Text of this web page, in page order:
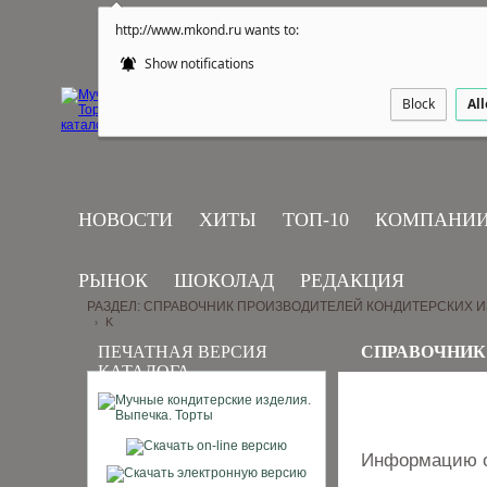
http://www.mkond.ru wants to:
Show notifications
Block
НОВОСТИ ХИТЫ ТОП-10
РЫНОК ШОКОЛАД РЕДАКЦИЯ
ПЕЧАТНАЯ ВЕРСИЯ
КАТАЛОГА
РАЗДЕЛ: СПРАВОЧНИК ПРОИЗВОДИТЕЛЕЙ КОНДИТЕРСКИХ
› K
Информацию